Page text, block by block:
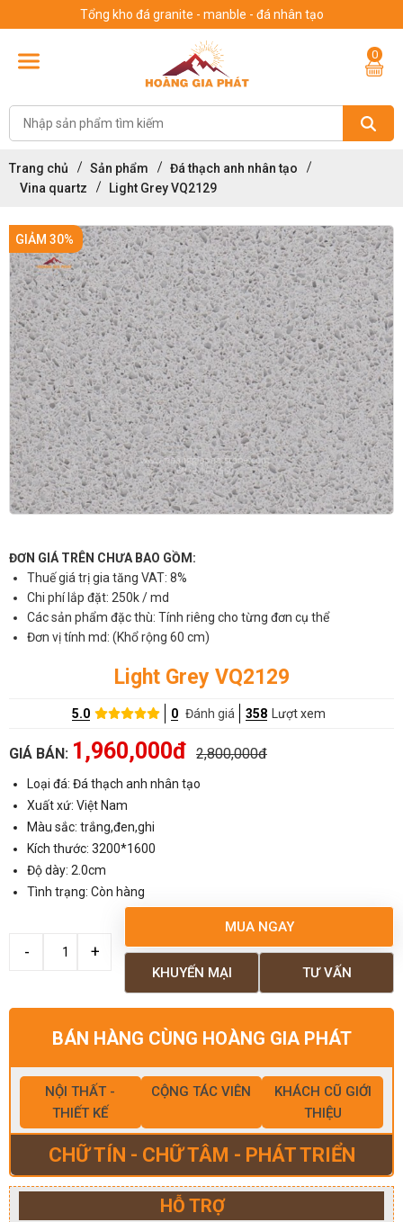
Tổng kho đá granite - manble - đá nhân tạo
0
Trang chủ Sản phẩm
Đá thạch anh nhân tạo
Vina quartz
Light Grey VQ2129
GIẢM 30%
ĐƠN GIÁ TRÊN CHƯA BAO GỒM:
Thuế giá trị gia tăng VAT: 8%
Chi phí lắp đặt: 250k / md
Các sản phẩm đặc thù: Tính riêng cho từng đơn cụ thể
Đơn vị tính md: (Khổ rộng 60 cm)
Light Grey VQ2129
5.0 0 Đánh giá 358 Lượt xem
GIÁ BÁN: 1,960,000đ 2,800,000đ
Loại đá: Đá thạch anh nhân tạo
Xuất xứ: Việt Nam
Màu sắc: trắng,đen,ghi
Kích thước: 3200*1600
Độ dày: 2.0cm
Tình trạng: Còn hàng
MUA NGAY
TƯ VẤN
KHUYẾN MẠI
BÁN HÀNG CÙNG HOÀNG GIA PHÁT
NỘI THẤT -
THIẾT KẾ
CỘNG TÁC VIÊN
KHÁCH CŨ GIỚI
THIỆU
CHỮ TÍN - CHỮ TÂM - PHÁT TRIỂN
HỖ TRỢ